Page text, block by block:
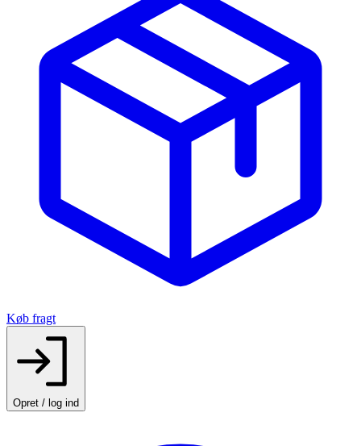
Køb fragt
Opret / log ind